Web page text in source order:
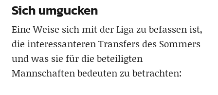
Sich umgucken
Eine Weise sich mit der Liga zu befassen ist,
die interessanteren Transfers des Sommers
und was sie für die beteiligten
Mannschaften bedeuten zu betrachten: